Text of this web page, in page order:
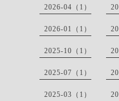
2026-04（1）
2026-01（1）
2025-10（1）
2025-07（1）
2025-03（1）